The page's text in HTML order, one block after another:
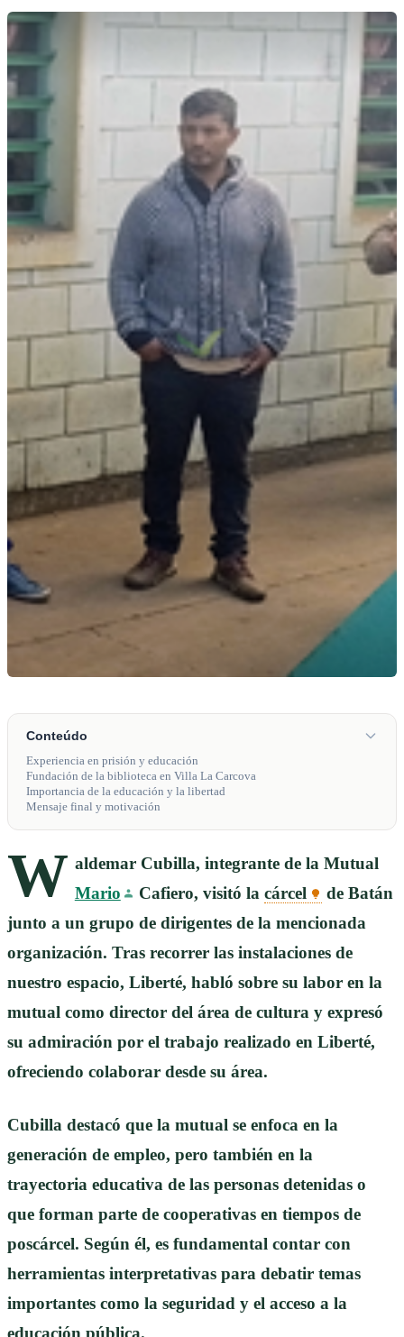
Conteúdo
Experiencia en prisión y educación
Fundación de la biblioteca en Villa La Carcova
Importancia de la educación y la libertad
Mensaje final y motivación
W aldemar Cubilla, integrante de la Mutual
Mario
Cafiero, visitó lacárcel
de Batán
junto a un grupo de dirigentes de la mencionada
organización. Tras recorrer las instalaciones de
nuestro espacio, Liberté, habló sobre su labor en la
mutual como director del área de cultura y expresó
su admiración por el trabajo realizado en Liberté,
ofreciendo colaborar desde su área.
Cubilla destacó que la mutual se enfoca en la
generación de empleo, pero también en la
trayectoria educativa de las personas detenidas o
que forman parte de cooperativas en tiempos de
poscárcel. Según él, es fundamental contar con
herramientas interpretativas para debatir temas
importantes como la seguridad y el acceso a la
educación pública.